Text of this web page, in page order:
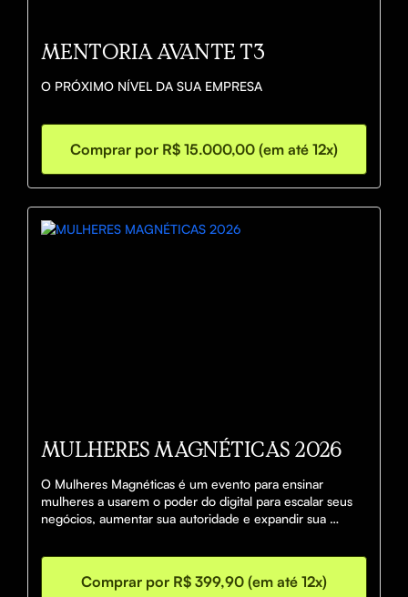
MENTORIA AVANTE T3
O PRÓXIMO NÍVEL DA SUA EMPRESA
Comprar por R$ 15.000,00 (em até 12x)
MULHERES MAGNÉTICAS 2026
O Mulheres Magnéticas é um evento para ensinar
mulheres a usarem o poder do digital para escalar seus
negócios, aumentar sua autoridade e expandir sua
Você aprenderá, na prática, como crescer sua base de
recorrência nos resultados.
Comprar por R$ 399,90 (em até 12x)